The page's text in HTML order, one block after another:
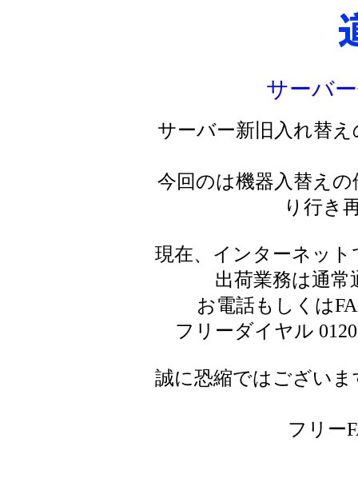
サーバ
サーバー新旧入れ替
今回のは機器入替え
り行き
現在、インターネッ
出荷業務は通
お電話もしくは
フリーダイヤル
誠に恐縮ではござい
フリー